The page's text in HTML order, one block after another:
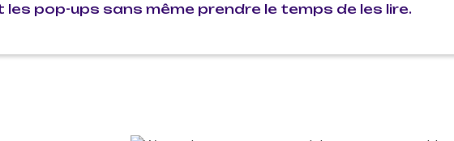
pop-ups sans même prendre le temps de les lire.